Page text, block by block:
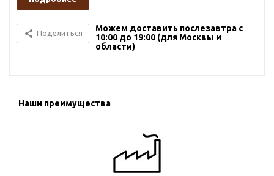
Поделиться
Можем доставить послезавтра с
10:00 до 19:00 (для Москвы и
области)
Наши преимущества